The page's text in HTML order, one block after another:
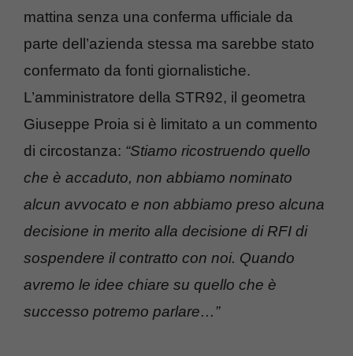
mattina senza una conferma ufficiale da
parte dell’azienda stessa ma sarebbe stato
confermato da fonti giornalistiche.
L’amministratore della STR92, il geometra
Giuseppe Proia si è limitato a un commento
di circostanza: “Stiamo ricostruendo quello
che è accaduto, non abbiamo nominato
alcun avvocato e non abbiamo preso alcuna
decisione in merito alla decisione di RFI di
sospendere il contratto con noi. Quando
avremo le idee chiare su quello che è
successo potremo parlare…”